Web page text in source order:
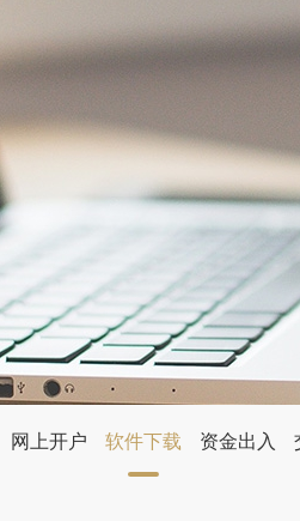
网上开户 软件下载 资金出入